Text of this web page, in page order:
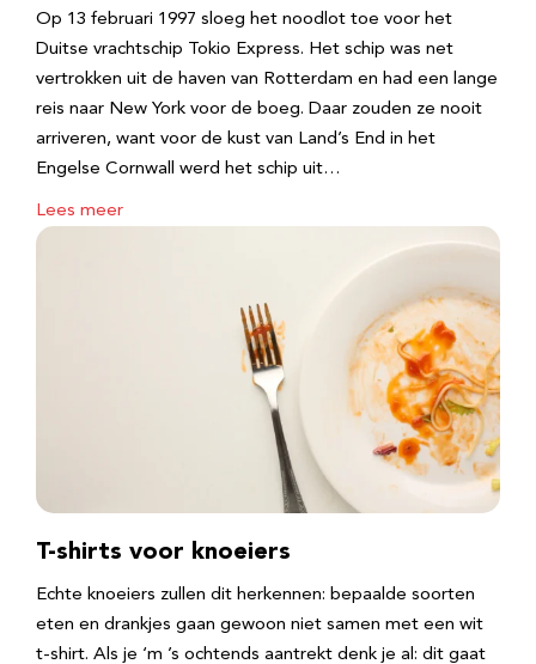
Op 13 februari 1997 sloeg het noodlot toe voor het
Duitse vrachtschip Tokio Express. Het schip was net
vertrokken uit de haven van Rotterdam en had een lange
reis naar New York voor de boeg. Daar zouden ze nooit
arriveren, want voor de kust van Land’s End in het
Engelse Cornwall werd het schip uit…
Lees meer
T-shirts voor knoeiers
Echte knoeiers zullen dit herkennen: bepaalde soorten
eten en drankjes gaan gewoon niet samen met een wit
t-shirt. Als je ‘m ’s ochtends aantrekt denk je al: dit gaat